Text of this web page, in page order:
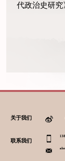
代政治史研究
关于我们
联系我们